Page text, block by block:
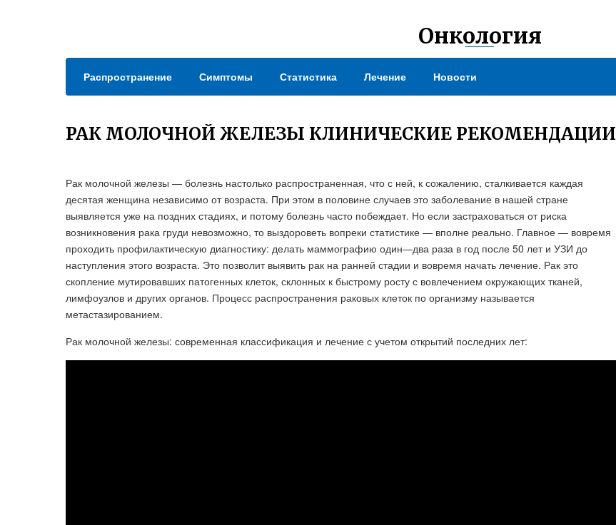
Онкология
Распространение Симптомы Статистика Лечение Новости
РАК МОЛОЧНОЙ ЖЕЛЕЗЫ КЛИНИЧЕСКИЕ РЕКОМЕНДАЦИИ
Рак молочной железы — болезнь настолько распространенная, что с ней, к сожалению, сталкивается каждая
десятая женщина независимо от возраста. При этом в половине случаев это заболевание в нашей стране
выявляется уже на поздних стадиях, и потому болезнь часто побеждает. Но если застраховаться от риска
возникновения рака груди невозможно, то выздороветь вопреки статистике — вполне реально. Главное — вовремя
проходить профилактическую диагностику: делать маммографию один—два раза в год после 50 лет и УЗИ до
наступления этого возраста. Это позволит выявить рак на ранней стадии и вовремя начать лечение. Рак это
скопление мутировавших патогенных клеток, склонных к быстрому росту с вовлечением окружающих тканей,
лимфоузлов и других органов. Процесс распространения раковых клеток по организму называется
метастазированием.
Рак молочной железы: современная классификация и лечение с учетом открытий последних лет: